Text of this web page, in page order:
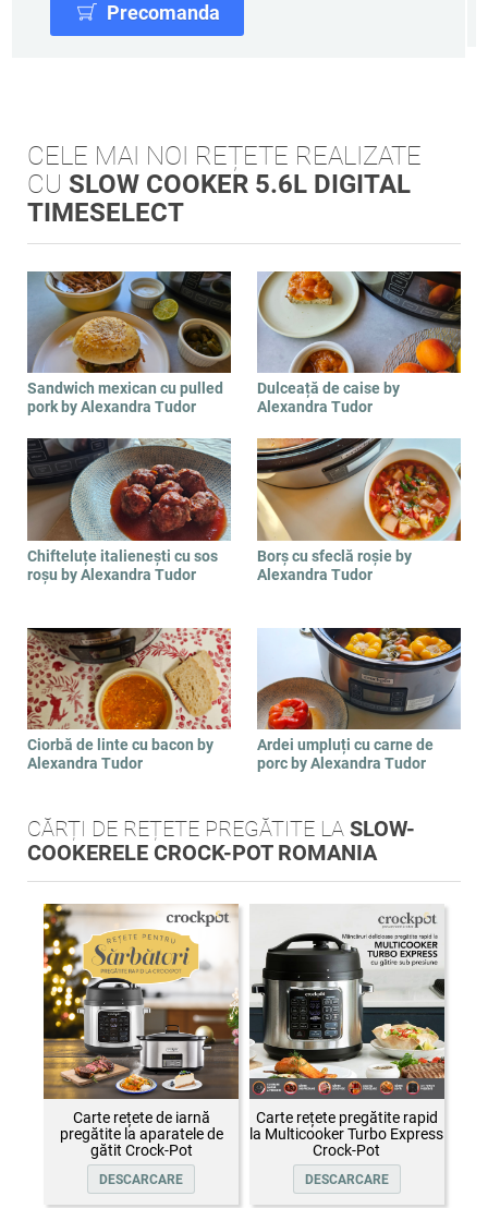
Precomanda
CELE MAI NOI REȚETE REALIZATE
CU SLOW COOKER 5.6L DIGITAL
TIMESELECT
Sandwich mexican cu pulled
pork by Alexandra Tudor
Dulceață de caise by
Alexandra Tudor
Chifteluțe italienești cu sos
roșu by Alexandra Tudor
Borș cu sfeclă roșie by
Alexandra Tudor
Ciorbă de linte cu bacon by
Alexandra Tudor
Ardei umpluți cu carne de
porc by Alexandra Tudor
CĂRȚI DE REȚETE PREGĂTITE LASLOW-
COOKERELE CROCK-POT ROMANIA
Carte rețete de iarnă
pregătite la aparatele de
gătit Crock-Pot
DESCARCARE
Carte rețete pregătite rapid
la Multicooker Turbo Express
Crock-Pot
DESCARCARE